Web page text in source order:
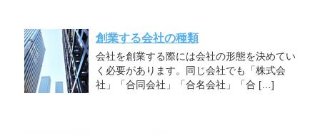
創業する会社の種類
会社を創業する際には会社の形態を決めてい
く必要があります。同じ会社でも「株式会
社」「合同会社」「合名会社」「合 […]